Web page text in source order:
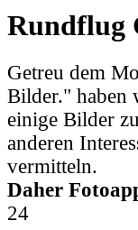
Rundflug
Getreu dem
Bilder." haben
einige Bilder
anderen
vermitteln.
Daher
24